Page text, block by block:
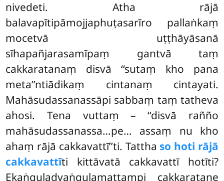
nivedeti. Atha rājā
balavapītipāmojjaphuṭasarīro pallaṅkaṃ
mocetvā uṭṭhāyāsanā
sīhapañjarasamīpaṃ gantvā taṃ
cakkaratanaṃ disvā ‘‘sutaṃ kho pana
meta’’ntiādikaṃ cintanaṃ cintayati.
Mahāsudassanassāpi sabbaṃ taṃ tatheva
ahosi. Tena vuttaṃ – ‘‘disvā rañño
mahāsudassanassa…pe… assaṃ nu kho
ahaṃ rājā cakkavattī’’ti. Tattha so hoti rājā
cakkavattīti kittāvatā cakkavattī hotīti?
Ekaṅguladvaṅgulamattampi cakkaratane